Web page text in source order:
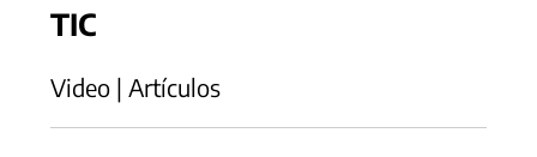
TIC
Video | Artículos